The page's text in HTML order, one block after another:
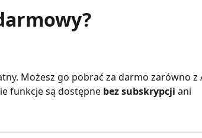
Możesz go pobrać za darmo zarówno z
funkcje są dostępne bez subskrypcji ani